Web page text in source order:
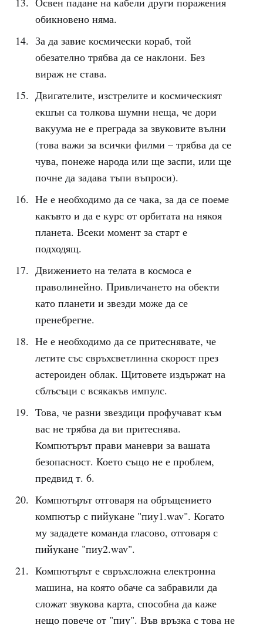
обикновено няма.
За да завие космически кораб, той
обезателно трябва да се наклони. Без
вираж не става.
Двигателите, изстрелите и космическият
екшън са толкова шумни неща, че дори
вакуума не е преграда за звуковите вълни
(това важи за всички филми – трябва да се
чува, понеже народа или ще заспи, или ще
почне да задава тъпи въпроси).
Не е необходимо да се чака, за да се поеме
какъвто и да е курс от орбитата на някоя
планета. Всеки момент за старт е
подходящ.
Движението на телата в космоса е
праволинейно. Привличането на обекти
като планети и звезди може да се
пренебрегне.
Не е необходимо да се притеснявате, че
летите със свръхсветлинна скорост през
астероиден облак. Щитовете издържат на
сблъсъци с всякакъв импулс.
Това, че разни звездици профучават към
вас не трябва да ви притеснява.
Компютърът прави маневри за вашата
безопасност. Което също не е проблем,
предвид т. 6.
Компютърът отговаря на обръщението
компютър с пийукане "пиу1.wav". Когато
му зададете команда гласово, отговаря с
пийукане "пиу2.wav".
Компютърът е свръхсложна електронна
машина, на която обаче са забравили да
сложат звукова карта, способна да каже
нещо повече от "пиу". Във връзка с това не